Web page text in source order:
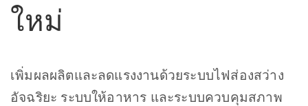
ใหม่
เพิ่มผลผลิตและลดแรงงานด้วยระบบไฟส่องสว่าง
อัจฉริยะ ระบบให้อาหาร และระบบควบคุมสภาพ